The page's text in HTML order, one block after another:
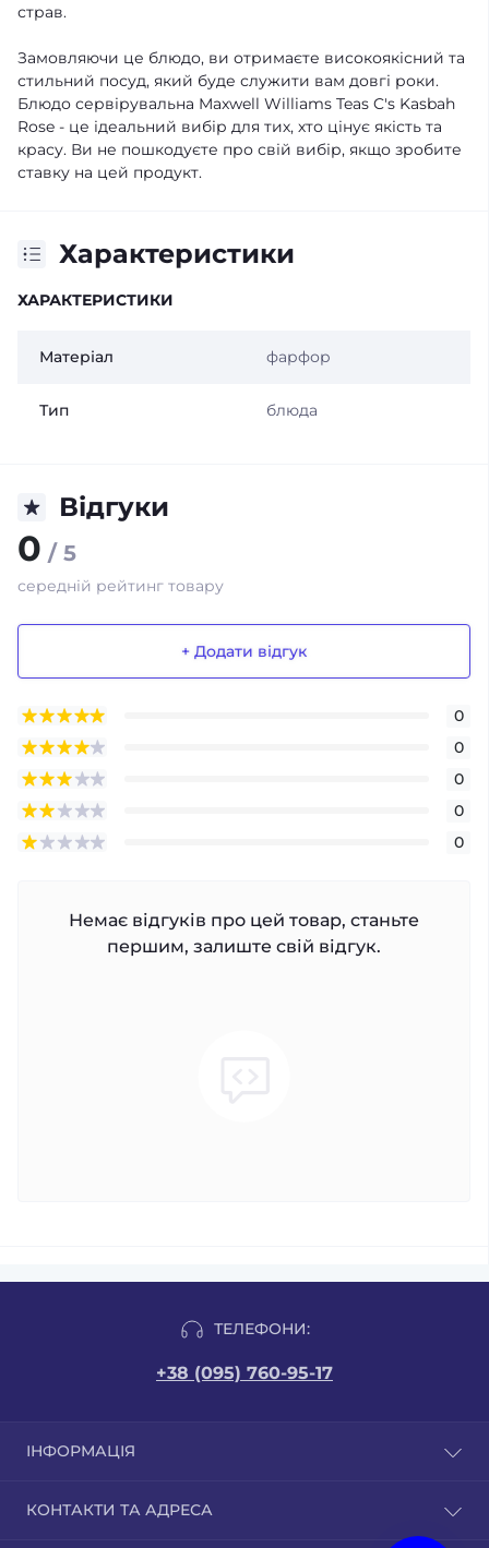
страв.
Замовляючи це блюдо, ви отримаєте високоякісний та
стильний посуд, який буде служити вам довгі роки.
Блюдо сервірувальна Maxwell Williams Teas C's Kasbah
Rose - це ідеальний вибір для тих, хто цінує якість та
красу. Ви не пошкодуєте про свій вибір, якщо зробите
ставку на цей продукт.
Характеристики
ХАРАКТЕРИСТИКИ
Матеріал фарфор
Тип блюда
Відгуки
0 / 5
середній рейтинг товару
+ Додати відгук
0
0
0
0
0
Немає відгуків про цей товар, станьте
першим, залиште свій відгук.
ТЕЛЕФОНИ:
+38 (095) 760-95-17
ІНФОРМАЦІЯ
Доставка і оплата
КОНТАКТИ ТА АДРЕСА